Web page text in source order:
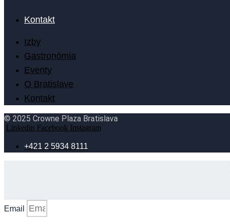
Kontakt
Izby
Gastronómia
Eventy
O Bratislave
Kontakt
© 2025 Crowne Plaza Bratislava
Linkedin Facebook Instagram
+421 2 5934 8111
Email